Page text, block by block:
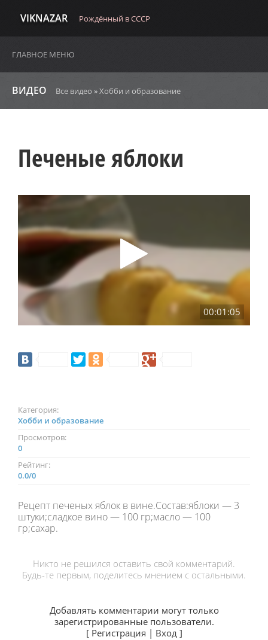
VIKNAZAR Рождённый в СССР
ГЛАВНОЕ МЕНЮ
ВИДЕО Все видео »Хобби и образование
Печеные яблоки
00:01:05
Категория:
Хобби и образование
Просмотров:
0
Рейтинг:
0.0/0
Рецепт печеных яблок в вине.Состав:яблоки — 3
штуки;сладкое вино — 100 гр;масло — 100
гр;сахар.
Никто не решился оставить свой комментарий.
Будь-те первым, поделитесь мнением с остальными.
Добавлять комментарии могут только
зарегистрированные пользователи.
[ Регистрация | Вход]